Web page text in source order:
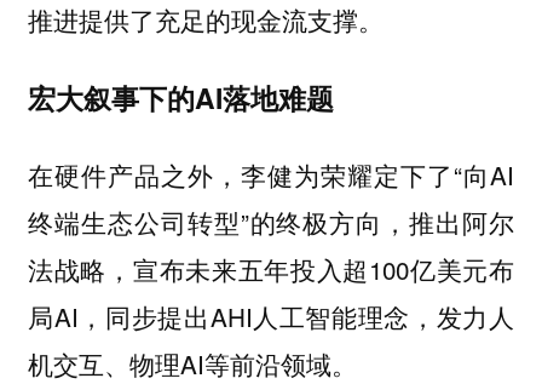
推进提供了充足的现金流支撑。
宏大叙事下的AI落地难题
在硬件产品之外，李健为荣耀定下了“向AI
终端生态公司转型”的终极方向，推出阿尔
法战略，宣布未来五年投入超100亿美元布
局AI，同步提出AHI人工智能理念，发力人
机交互、物理AI等前沿领域。